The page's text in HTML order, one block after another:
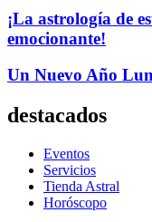
¡La astrología de
emocionante!
Un Nuevo Año
destacados
Eventos
Servicios
Tienda Astral
Horóscopo